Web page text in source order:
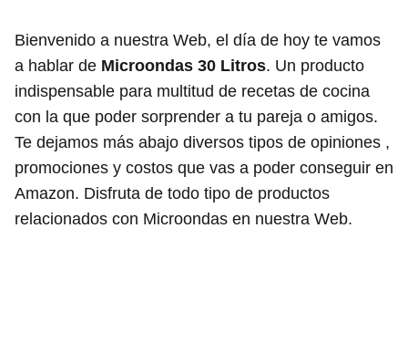
Bienvenido a nuestra Web, el día de hoy te vamos
a hablar de Microondas 30 Litros. Un producto
indispensable para multitud de recetas de cocina
con la que poder sorprender a tu pareja o amigos.
Te dejamos más abajo diversos tipos de opiniones ,
promociones y costos que vas a poder conseguir en
Amazon. Disfruta de todo tipo de productos
relacionados con Microondas en nuestra Web.